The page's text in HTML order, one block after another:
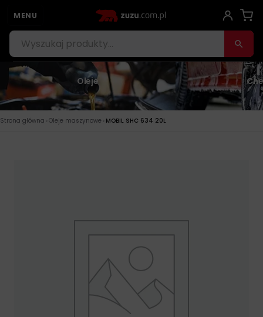
MENU
Oleje
Strona główna › Oleje maszynowe › MOBIL SHC 634 20L